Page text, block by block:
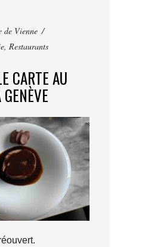
de Vienne
Restaurants
CARTE AU